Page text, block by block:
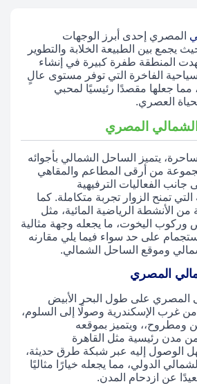
المصري إحدى أبرز الوجهات
يجمع بين الطبيعة الخلابة والتطوير
المنطقة طفرة كبيرة في إنشاء
الفاخرة التي توفر مستوى عالٍ
مما جعلها مقصدًا رئيسيًا لمحبي
العصري.
المصري
يتميز الساحل الشمالي بأجوائه
من أرقى المطاعم والمقاهي
جانب الفعاليات الترفيهية
تمنح الزوار تجربة متكاملة. كما
الأنشطة الرياضية المائية، مثل
وركوب اليخوت، ما يجعله وجهة مثالية
على حد سواء فيما يلي مقارنه
وموقع الساحل الشمالي.
المصري
المصري على طول البحر الأبيض
غرب الإسكندرية وصولًا إلى السلوم،
ومطروح،، ويتميز بموقعه
من مدن رئيسية مثل القاهرة
الوصول إليه عبر شبكة طرق حديثة،
الدولي، مما يجعله خيارًا مثاليًا
عن ازدحام المدن.